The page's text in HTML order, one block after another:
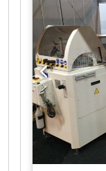
inmediato y
Emskirchen/
Codpfx Aeh